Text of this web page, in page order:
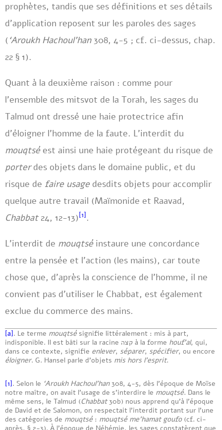
prophètes, tandis que ses définitions et ses détails
d’application reposent sur les paroles des sages
(‘Aroukh Hachoul’han 308, 4-5 ; cf. ci-dessus, chap.
22 § 1).
Quant à la deuxième raison : comme pour
l’ensemble des mitsvot de la Torah, les sages du
Talmud ont dressé une haie protectrice afin
d’éloigner l’homme de la faute. L’interdit du
mouqtsé est ainsi une haie protégeant du risque de
porterdes objets dans le domaine public, et du
risque de faire usagedesdits objets pour accomplir
quelque autre travail (Maïmonide et Raavad,
Chabbat24, 12-13) [1] .
L’interdit de mouqtséinstaure une concordance
entre la pensée et l’action (les mains), car toute
chose que, d’après la conscience de l’homme, il ne
convient pas d’utiliser le Chabbat, est également
exclue du commerce des mains.
[a]. Le terme mouqtsé signifie littéralement : mis à part,
indisponible. Il est bâti sur la racine קצה à la forme houf’al, qui,
dans ce contexte, signifie enlever, séparer, spécifier, ou encore
éloigner. G. Hansel parle d’objets mis hors l’esprit.
[1]. Selon le ‘Aroukh Hachoul’han308, 4-5, dès l’époque de Moïse
notre maître, on avait l’usage de s’interdire le mouqtsé. Dans le
même sens, le Talmud (Chabbat30b) nous apprend qu’à l’époque
de David et de Salomon, on respectait l’interdit portant sur l’une
des catégories de mouqtsé : mouqtsé me’hamat goufo(cf. ci-
après, § 2-3). À l’époque de Néhémie, les sages constatèrent que